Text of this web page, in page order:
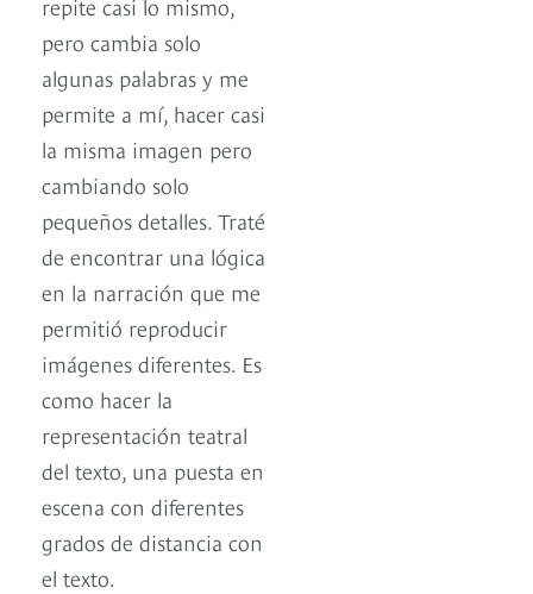
pero cambia solo
algunas palabras y me
permite a mí, hacer casi
la misma imagen pero
cambiando solo
pequeños detalles. Traté
de encontrar una lógica
en la narración que me
permitió reproducir
imágenes diferentes. Es
como hacer la
representación teatral
del texto, una puesta en
escena con diferentes
grados de distancia con
el texto.